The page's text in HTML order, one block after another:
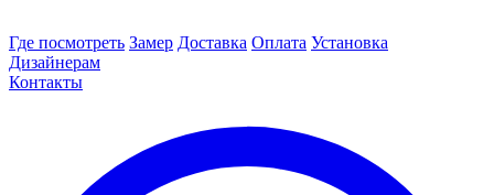
Где посмотреть Замер Доставка Оплата Установка
Дизайнерам
Контакты